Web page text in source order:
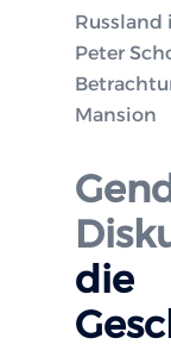
Russland
Peter
Mansion
die